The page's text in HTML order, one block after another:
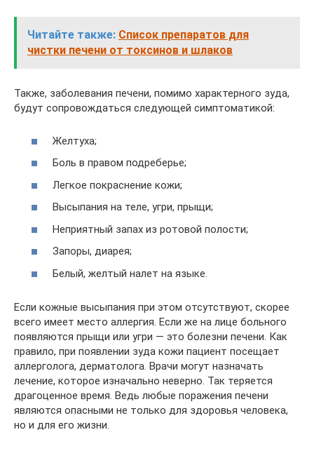
Читайте также: Список препаратов для
чистки печени от токсинов и шлаков
Также, заболевания печени, помимо характерного зуда,
будут сопровождаться следующей симптоматикой:
Желтуха;
Боль в правом подреберье;
Легкое покраснение кожи;
Высыпания на теле, угри, прыщи;
Неприятный запах из ротовой полости;
Запоры, диарея;
Белый, желтый налет на языке.
Если кожные высыпания при этом отсутствуют, скорее
всего имеет место аллергия. Если же на лице больного
появляются прыщи или угри — это болезни печени. Как
правило, при появлении зуда кожи пациент посещает
аллерголога, дерматолога. Врачи могут назначать
лечение, которое изначально неверно. Так теряется
драгоценное время. Ведь любые поражения печени
являются опасными не только для здоровья человека,
но и для его жизни.